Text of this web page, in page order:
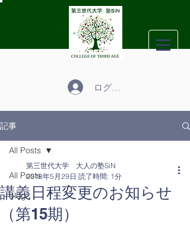
ログイン
記事
All Posts
blog
All Posts
講義日程変更のお知らせ
（第15期）
第三世代大学 大人の塾SiN
2018年5月29日 読了時間: 1分